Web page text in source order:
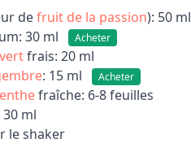
defruit de la passion): 50 ml
30 ml Acheter
frais: 20 ml
: 15 ml Acheter
fraîche: 6-8 feuilles
30 ml
le shaker